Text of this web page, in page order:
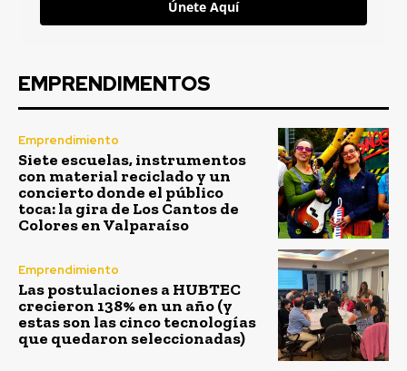
Únete Aquí
EMPRENDIMENTOS
Emprendimiento
Siete escuelas, instrumentos
con material reciclado y un
concierto donde el público
toca: la gira de Los Cantos de
Colores en Valparaíso
Emprendimiento
Las postulaciones a HUBTEC
crecieron 138% en un año (y
estas son las cinco tecnologías
que quedaron seleccionadas)